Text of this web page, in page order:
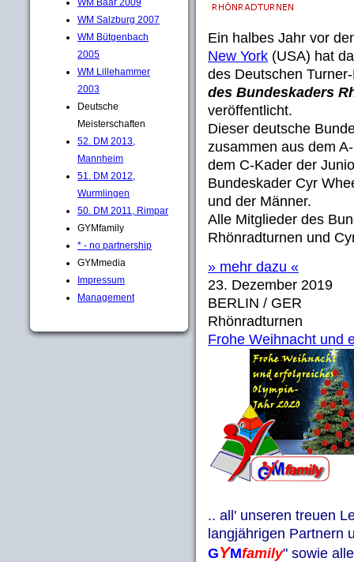
WM Baar 2009
WM Salzburg 2007
WM Bütgenbach
2005
WM Lillehammer
2003
Deutsche
Meisterschaften
52. DM 2013,
Mannheim
51. DM 2012,
Wurmlingen
50. DM 2011, Rimpar
GYMfamily
* - no partnership
GYMmedia
Impressum
Management
Ein halbes Jahr vor
New York (USA) hat
des Deutschen
des Bundeskaders
veröffentlicht.
Dieser deutsche
zusammen aus dem
dem C-Kader der
Bundeskader Cyr
und der Männer.
Alle Mitglieder des
Rhönradturnen und
» mehr dazu «
23. Dezember 2019
BERLIN / GER
Rhönradturnen
Frohe Weihnacht und
.. all' unseren treuen
langjährigen Partnern
GYMfamily" sowie